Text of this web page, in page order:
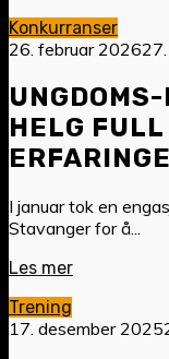
Konkurranser
26. februar 2026
HELG FULL
I januar tok en
Stavanger for å...
Les mer
Trening
17. desember 2025